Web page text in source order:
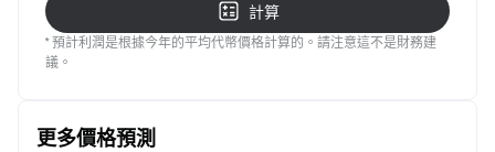
計算
* 預計利潤是根據今年的平均代幣價格計算的。請注意這不是財務建
議。
更多價格預測